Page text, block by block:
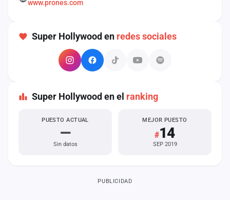
www.prones.com
Super Hollywood en redes sociales
Super Hollywood en el ranking
PUESTO ACTUAL
—
Sin datos
MEJOR PUESTO
#14
SEP 2019
PUBLICIDAD
cuenta